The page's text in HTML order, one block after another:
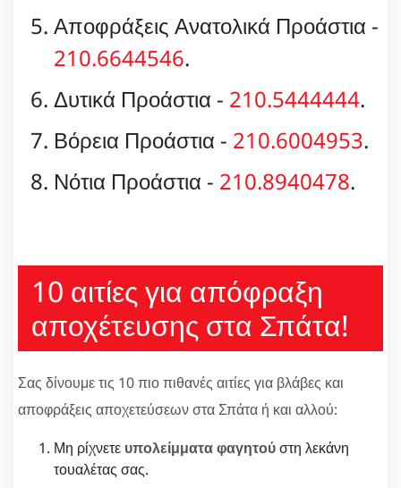
Αποφράξεις Ανατολικά Προάστια -
210.6644546.
Δυτικά Προάστια - 210.5444444.
Βόρεια Προάστια - 210.6004953.
Νότια Προάστια - 210.8940478.
10 αιτίες για απόφραξη
αποχέτευσης στα Σπάτα!
Σας δίνουμε τις 10 πιο πιθανές αιτίες για βλάβες και
αποφράξεις αποχετεύσεων στα Σπάτα ή και αλλού:
Μη ρίχνετε υπολείμματα φαγητούστη λεκάνη
τουαλέτας σας.